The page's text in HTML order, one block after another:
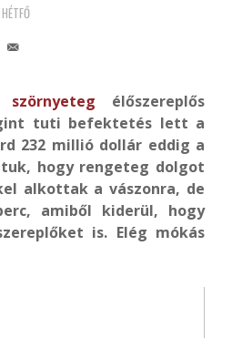
élőszereplős
tuti befektetés lett a
232 millió dollár eddig a
hogy rengeteg dolgot
alkottak a vászonra, de
amiből kiderül, hogy
is. Elég mókás